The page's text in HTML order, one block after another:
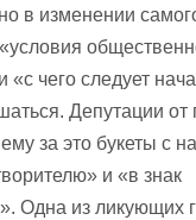
в изменении
«с чего следует
Депутации от
за это букеты с
и «в знак
Одна из ликующих